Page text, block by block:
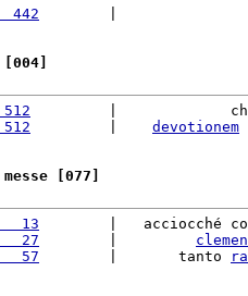
442
512
|
512
devotionem
[077]
13
|   acciocché
27
57
        |       tanto